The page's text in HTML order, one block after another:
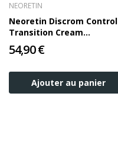
NEORETIN
Neoretin Discrom Control
Transition Cream
Dépigmentant 50ml
54,90 €
Ajouter au panier